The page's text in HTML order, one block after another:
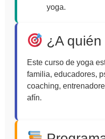
yoga.
¿A
Este curso de yoga
familia, educadores,
coaching,
afín.